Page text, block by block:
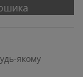
якому